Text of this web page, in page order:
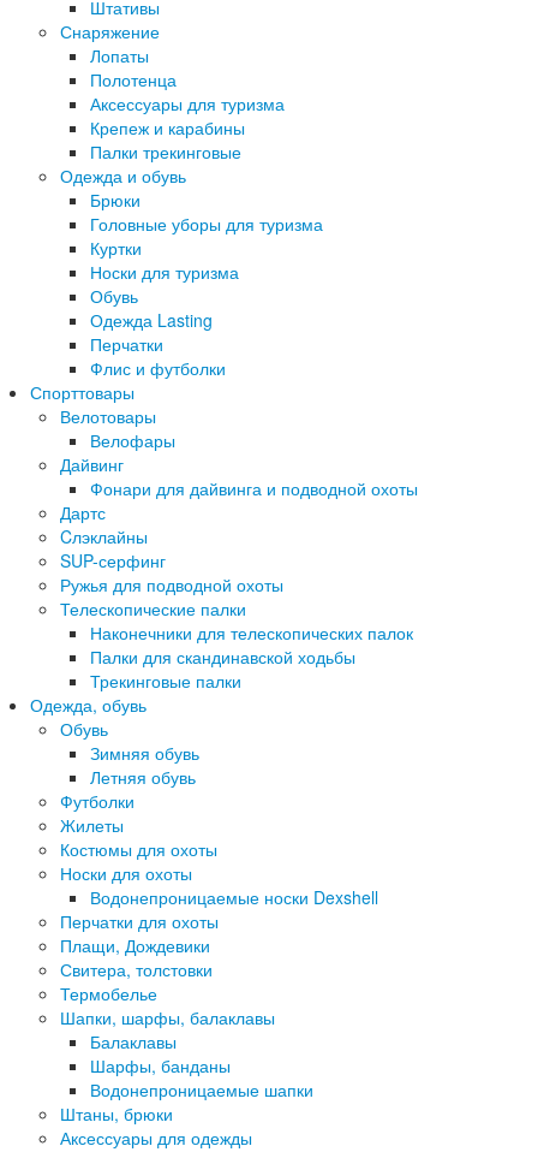
Штативы
Снаряжение
Лопаты
Полотенца
Аксессуары для туризма
Крепеж и карабины
Палки трекинговые
Одежда и обувь
Брюки
Головные уборы для туризма
Куртки
Носки для туризма
Обувь
Одежда Lasting
Перчатки
Флис и футболки
Спорттовары
Велотовары
Велофары
Дайвинг
Фонари для дайвинга и подводной охоты
Дартс
Cлэклайны
SUP-серфинг
Ружья для подводной охоты
Телескопические палки
Наконечники для телескопических палок
Палки для скандинавской ходьбы
Трекинговые палки
Одежда, обувь
Обувь
Зимняя обувь
Летняя обувь
Футболки
Жилеты
Костюмы для охоты
Носки для охоты
Водонепроницаемые носки Dexshell
Перчатки для охоты
Плащи, Дождевики
Свитера, толстовки
Термобелье
Шапки, шарфы, балаклавы
Балаклавы
Шарфы, банданы
Водонепроницаемые шапки
Штаны, брюки
Аксессуары для одежды